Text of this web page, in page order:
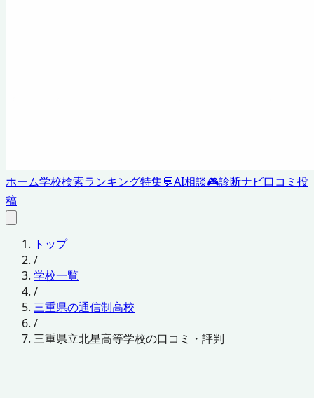
ホーム学校検索ランキング特集💬AI相談🎮診断ナビ口コミ投
稿
トップ
/
学校一覧
/
三重県の通信制高校
/
三重県立北星高等学校の口コミ・評判